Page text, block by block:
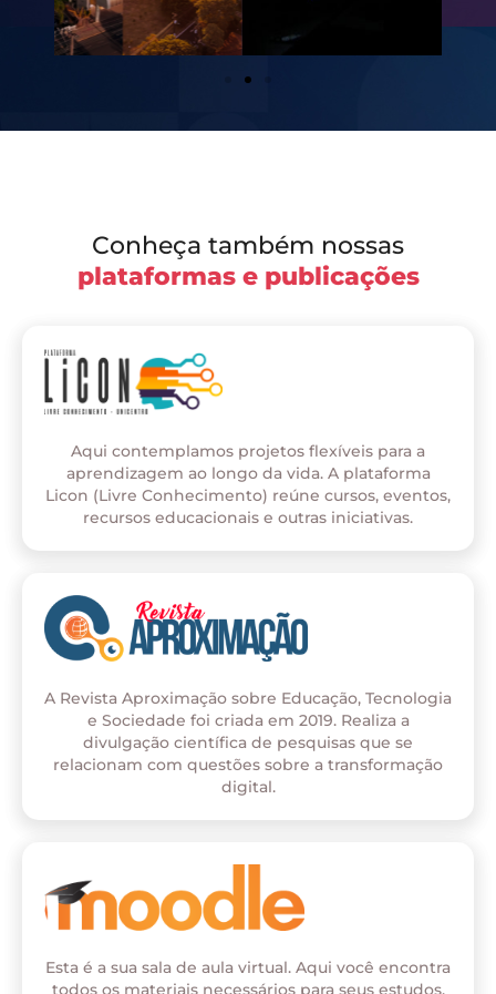
Conheça também nossas
plataformas e publicações
Aqui contemplamos projetos flexíveis para a
aprendizagem ao longo da vida. A plataforma
Licon (Livre Conhecimento) reúne cursos, eventos,
recursos educacionais e outras iniciativas.
A Revista Aproximação sobre Educação, Tecnologia
e Sociedade foi criada em 2019. Realiza a
divulgação científica de pesquisas que se
relacionam com questões sobre a transformação
digital.
Esta é a sua sala de aula virtual. Aqui você encontra
todos os materiais necessários para seus estudos,